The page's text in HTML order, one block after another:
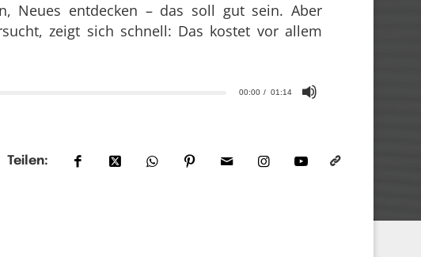
00:00 01:14
Neues entdecken – das soll gut sein. Aber
zeigt sich schnell: Das kostet vor allem
Teilen: